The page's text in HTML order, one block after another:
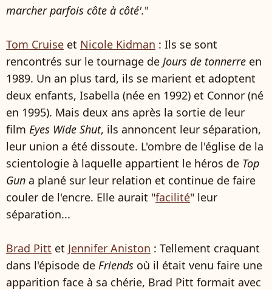
marcher parfois côte à côté'."
Tom Cruise et Nicole Kidman : Ils se sont
rencontrés sur le tournage de Jours de tonnerre en
1989. Un an plus tard, ils se marient et adoptent
deux enfants, Isabella (née en 1992) et Connor (né
en 1995). Mais deux ans après la sortie de leur
film Eyes Wide Shut, ils annoncent leur séparation,
leur union a été dissoute. L'ombre de l'église de la
scientologie à laquelle appartient le héros de Top
Gun a plané sur leur relation et continue de faire
couler de l'encre. Elle aurait "facilité" leur
séparation...
Brad Pitt et Jennifer Aniston : Tellement craquant
dans l'épisode de Friends où il était venu faire une
apparition face à sa chérie, Brad Pitt formait avec